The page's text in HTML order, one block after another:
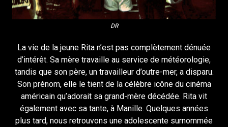
DR
La vie de la jeune Rita n’est pas complètement dénuée
d’intérêt. Sa mère travaille au service de météorologie,
tandis que son père, un travailleur d’outre-mer, a disparu.
Son prénom, elle le tient de la célèbre icône du cinéma
américain qu’adorait sa grand-mère décédée. Rita vit
également avec sa tante, à Manille. Quelques années
plus tard, nous retrouvons une adolescente surnommée